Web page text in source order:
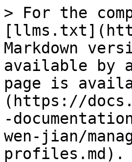
> For the
Markdown
available by
page is
(https://
-
wen-jian/
profiles.md).